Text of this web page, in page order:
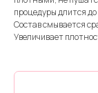
процедуры длится
Состав смывается
Увеличивает